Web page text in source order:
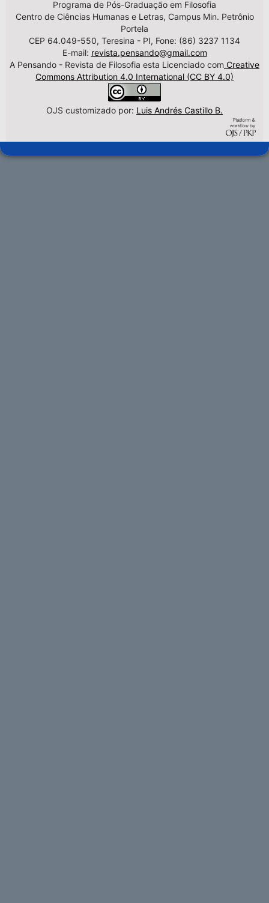
Programa de Pós-Graduação em Filosofia
Centro de Ciências Humanas e Letras, Campus Min. Petrônio
Portela
CEP 64.049-550, Teresina - PI, Fone: (86) 3237 1134
E-mail: revista.pensando@gmail.com
A Pensando - Revista de Filosofia esta Licenciado com Creative
Commons Attribution 4.0 International (CC BY 4.0)
OJS customizado por: Luis Andrés Castillo B.